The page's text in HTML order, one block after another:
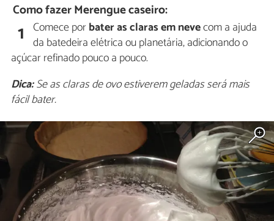
Como fazer Merengue caseiro:
1 Comece porbater as claras em nevecom a ajuda
da batedeira elétrica ou planetária, adicionando o
açúcar refinado pouco a pouco.
Dica:Se as claras de ovo estiverem geladas será mais
fácil bater.